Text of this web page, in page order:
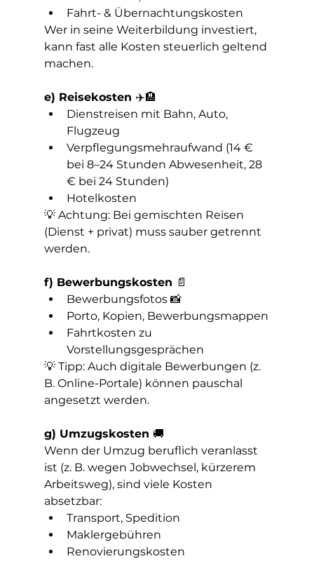
Fahrt- & Übernachtungskosten
Wer in seine Weiterbildung investiert,
kann fast alle Kosten steuerlich geltend
machen.
e) Reisekosten ✈️🏨
Dienstreisen mit Bahn, Auto,
Flugzeug
Verpflegungsmehraufwand (14 €
bei 8–24 Stunden Abwesenheit, 28
€ bei 24 Stunden)
Hotelkosten
💡 Achtung: Bei gemischten Reisen
(Dienst + privat) muss sauber getrennt
werden.
f) Bewerbungskosten 📄
Bewerbungsfotos 📸
Porto, Kopien, Bewerbungsmappen
Fahrtkosten zu
Vorstellungsgesprächen
💡 Tipp: Auch digitale Bewerbungen (z.
B. Online-Portale) können pauschal
angesetzt werden.
g) Umzugskosten 🚚
Wenn der Umzug beruflich veranlasst
ist (z. B. wegen Jobwechsel, kürzerem
Arbeitsweg), sind viele Kosten
absetzbar:
Transport, Spedition
Maklergebühren
Renovierungskosten